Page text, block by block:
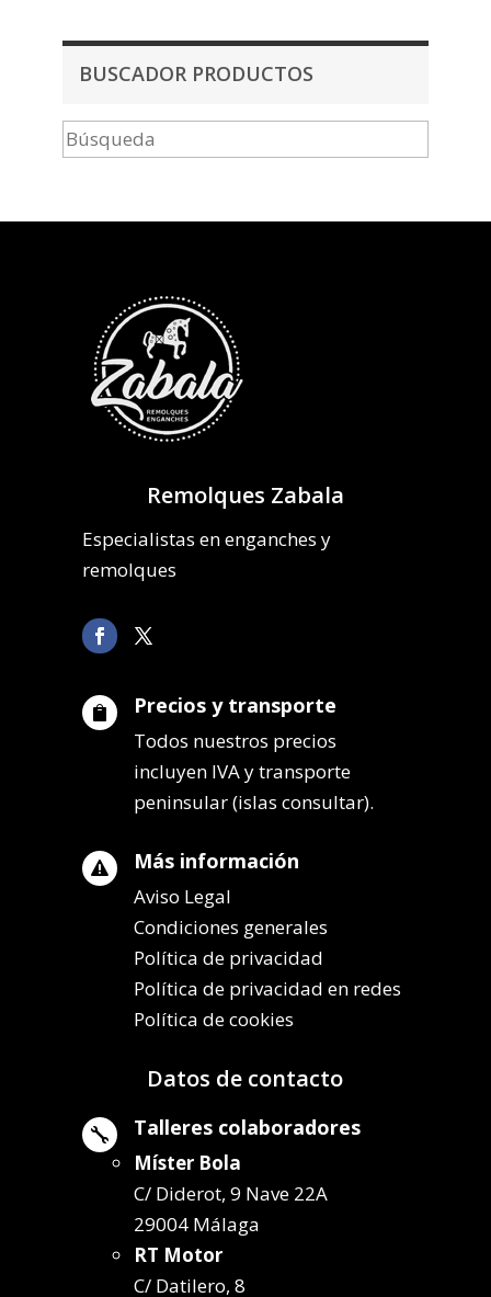
BUSCADOR PRODUCTOS
Remolques Zabala
Especialistas en enganches y
remolques
 Precios y transporte
Todos nuestros precios
incluyen IVA y transporte
peninsular (islas consultar).
 Más información
Aviso Legal
Condiciones generales
Política de privacidad
Política de privacidad en redes
Política de cookies
Datos de contacto
 Talleres colaboradores
Míster Bola
C/ Diderot, 9 Nave 22A
29004 Málaga
RT Motor
C/ Datilero, 8